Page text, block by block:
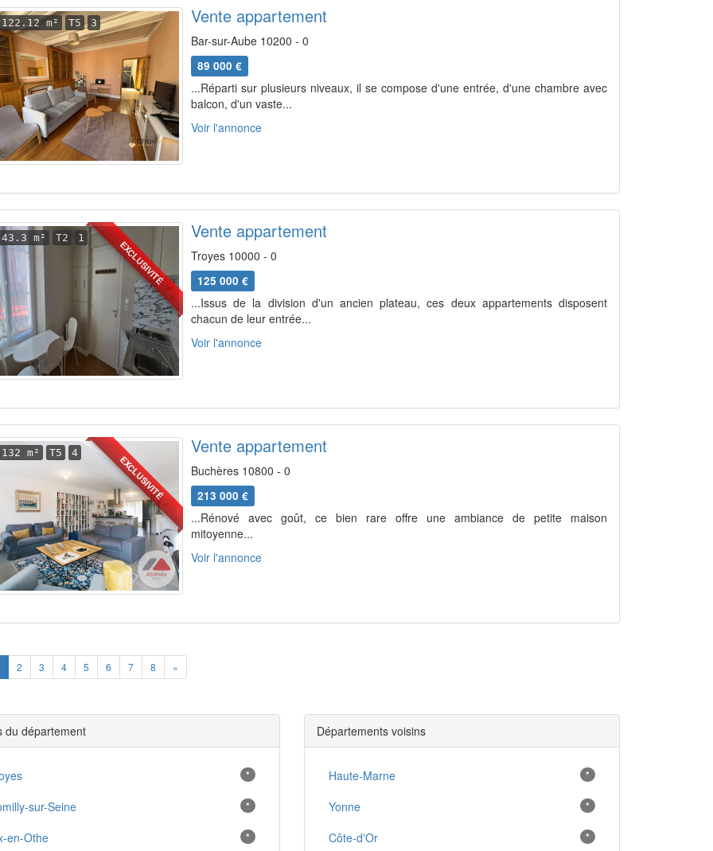
122.12 m² T5 3 Vente appartement
Bar-sur-Aube 10200 - 0
89 000 €
...Réparti sur plusieurs niveaux, il se compose d'une entrée, d'une chambre avec
balcon, d'un vaste...
Voir l'annonce
EXCLUSIVITÉ
43.3 m² T2 1 Vente appartement
Troyes 10000 - 0
125 000 €
...Issus de la division d'un ancien plateau, ces deux appartements disposent
chacun de leur entrée...
Voir l'annonce
EXCLUSIVITÉ
132 m² T5 4 Vente appartement
Buchères 10800 - 0
213 000 €
...Rénové avec goût, ce bien rare offre une ambiance de petite maison
mitoyenne...
Voir l'annonce
2 3 4 5 6 7 8 »
du département
*
sur-Seine *
en-Othe *
Départements voisins
Haute-Marne *
Yonne *
Côte-d'Or *